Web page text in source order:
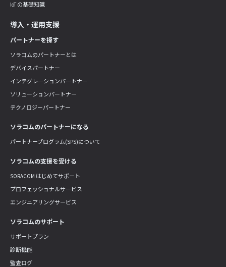
IoT の基礎知識
導入・運用支援
パートナーを探す
ソラコムのパートナーとは
デバイスパートナー
インテグレーションパートナー
ソリューションパートナー
テクノロジーパートナー
ソラコムのパートナーになる
パートナープログラム(SPS)について
ソラコムの支援を受ける
SORACOM はじめてサポート
プロフェッショナルサービス
エンジニアリングサービス
ソラコムのサポート
サポートプラン
診断機能
監査ログ